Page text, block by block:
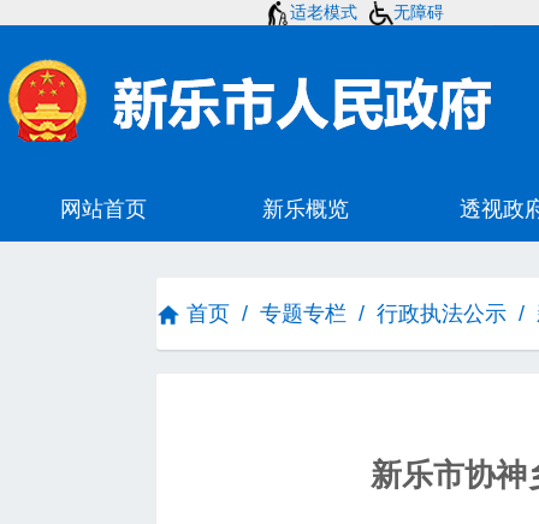
适老模式 无障碍
首页 / 专题专栏 / 行政执法公示 /
新乐市协神